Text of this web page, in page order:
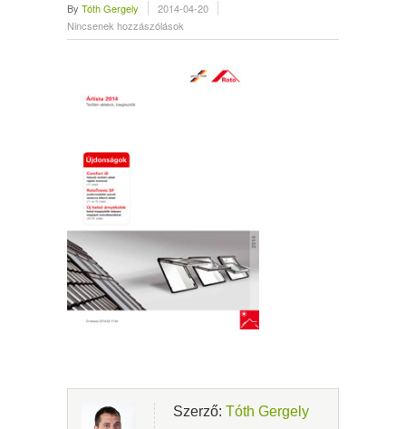
By Tóth Gergely
2014-04-20
Nincsenek hozzászólások
Szerző: Tóth Gergely